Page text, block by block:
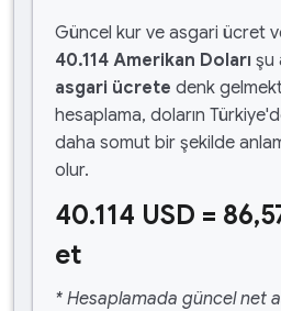
Güncel kur ve asgari ücret
40.114 Amerikan Doları şu
asgari ücrete denk
hesaplama, doların
daha somut bir şekilde
olur.
40.114 USD =
et
* Hesaplamada güncel net